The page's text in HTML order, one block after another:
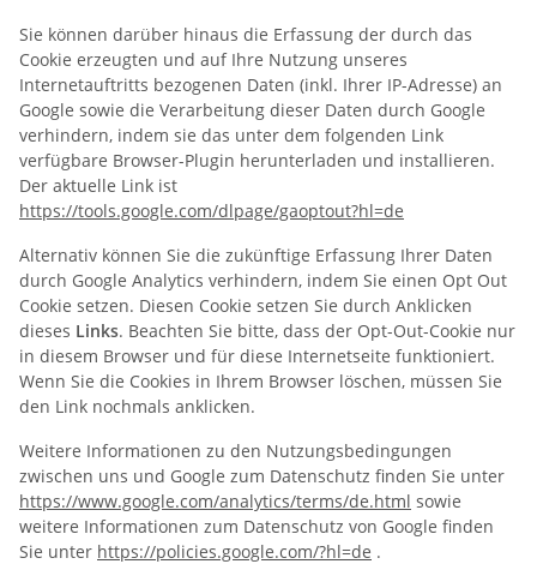
Sie können darüber hinaus die Erfassung der durch das
Cookie erzeugten und auf Ihre Nutzung unseres
Internetauftritts bezogenen Daten (inkl. Ihrer IP-Adresse) an
Google sowie die Verarbeitung dieser Daten durch Google
verhindern, indem sie das unter dem folgenden Link
verfügbare Browser-Plugin herunterladen und installieren.
Der aktuelle Link ist
https://tools.google.com/dlpage/gaoptout?hl=de
Alternativ können Sie die zukünftige Erfassung Ihrer Daten
durch Google Analytics verhindern, indem Sie einen Opt Out
Cookie setzen. Diesen Cookie setzen Sie durch Anklicken
dieses Links. Beachten Sie bitte, dass der Opt-Out-Cookie nur
in diesem Browser und für diese Internetseite funktioniert.
Wenn Sie die Cookies in Ihrem Browser löschen, müssen Sie
den Link nochmals anklicken.
Weitere Informationen zu den Nutzungsbedingungen
zwischen uns und Google zum Datenschutz finden Sie unter
https://www.google.com/analytics/terms/de.html sowie
weitere Informationen zum Datenschutz von Google finden
Sie unter https://policies.google.com/?hl=de .